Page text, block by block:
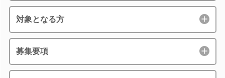
対象となる方
募集要項